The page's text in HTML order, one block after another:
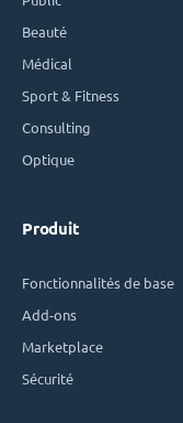
Beauté
Médical
Sport & Fitness
Consulting
Optique
Produit
Fonctionnalités de base
Add-ons
Marketplace
Sécurité